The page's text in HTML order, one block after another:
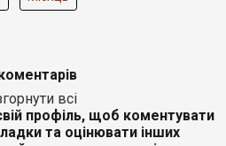
всі
профіль, щоб коментувати
та оцінювати інших